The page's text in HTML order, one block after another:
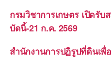
กรมวิชาการเกษตร เปิดรั
บัดนี้-21 ก.ค. 2569
สำนักงานการปฏิรูปที่ดินเพื่